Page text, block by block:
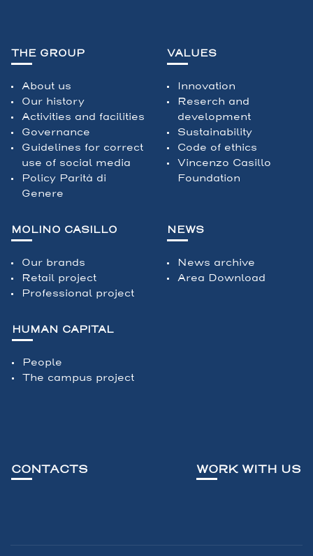
THE GROUP
About us
Our history
Activities and facilities
Governance
Guidelines for correct
use of social media
Policy Parità di
Genere
VALUES
Innovation
Reserch and
development
Sustainability
Code of ethics
Vincenzo Casillo
Foundation
MOLINO CASILLO
Our brands
Retail project
Professional project
NEWS
News archive
Area Download
HUMAN CAPITAL
People
The campus project
CONTACTS WORK WITH US